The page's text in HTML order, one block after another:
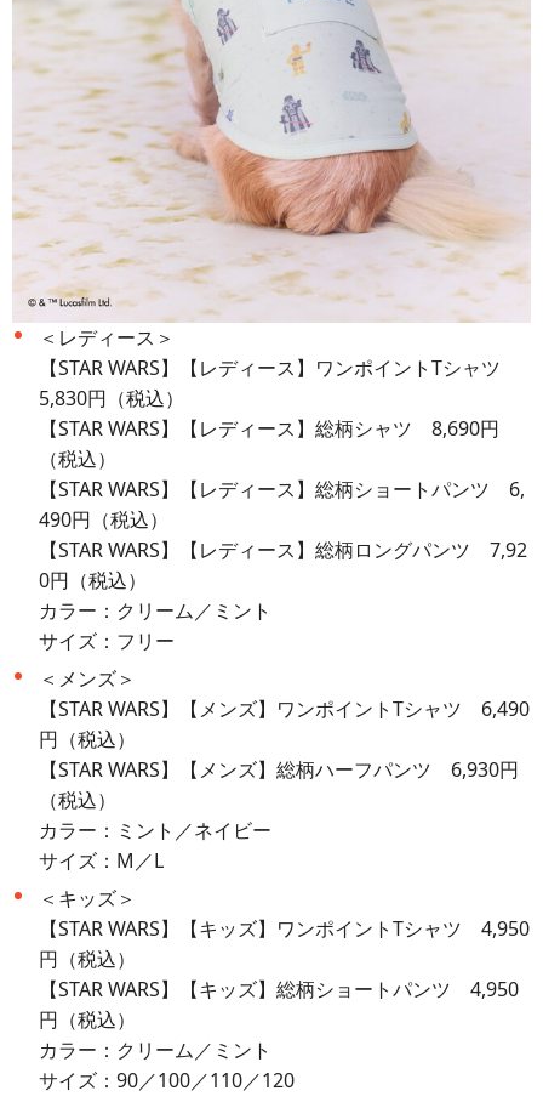
＜レディース＞
【STAR WARS】【レディース】ワンポイントTシャツ
5,830円（税込）
【STAR WARS】【レディース】総柄シャツ 8,690円
（税込）
【STAR WARS】【レディース】総柄ショートパンツ 6,
490円（税込）
【STAR WARS】【レディース】総柄ロングパンツ 7,92
0円（税込）
カラー：クリーム／ミント
サイズ：フリー
＜メンズ＞
【STAR WARS】【メンズ】ワンポイントTシャツ 6,490
円（税込）
【STAR WARS】【メンズ】総柄ハーフパンツ 6,930円
（税込）
カラー：ミント／ネイビー
サイズ：M／L
＜キッズ＞
【STAR WARS】【キッズ】ワンポイントTシャツ 4,950
円（税込）
【STAR WARS】【キッズ】総柄ショートパンツ 4,950
円（税込）
カラー：クリーム／ミント
サイズ：90／100／110／120